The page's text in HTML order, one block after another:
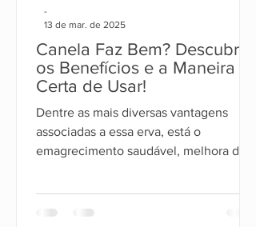
Canela Faz Bem? Descubra
os Benefícios e a Maneira
Certa de Usar!
Dentre as mais diversas vantagens
associadas a essa erva, está o
emagrecimento saudável, melhora da
-
13 de mar. de 2025